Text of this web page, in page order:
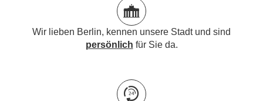
Wir lieben Berlin, kennen unsere Stadt und sind
persönlich für Sie da.